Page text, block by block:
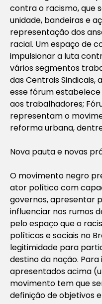
contra o racismo, que
unidade, bandeiras e
representação dos
racial. Um espaço de
impulsionar a luta
vários segmentos
das Centrais Sindicais,
esse fórum
aos trabalhadores;
representam o
reforma urbana,
Nova pauta e novas
O movimento negro
ator político com
governos, apresentar
influenciar nos rumos
pelo espaço que o
políticas e sociais no
legitimidade para
destino da nação. Para
apresentados acima
movimento tem que
definição de objetivos